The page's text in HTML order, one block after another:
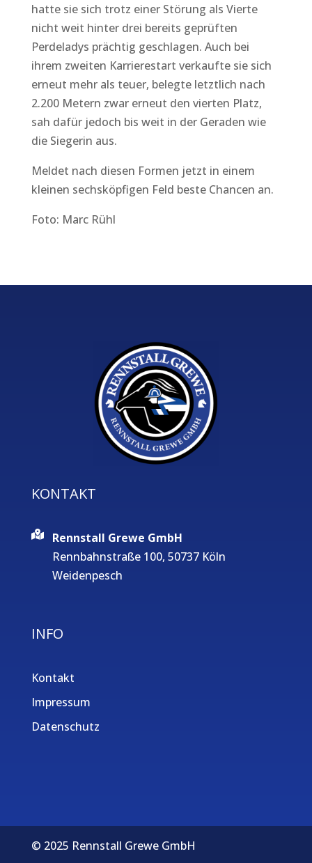
hatte sie sich trotz einer Störung als Vierte
nicht weit hinter drei bereits geprüften
Perdeladys prächtig geschlagen. Auch bei
ihrem zweiten Karrierestart verkaufte sie sich
erneut mehr als teuer, belegte letztlich nach
2.200 Metern zwar erneut den vierten Platz,
sah dafür jedoch bis weit in der Geraden wie
die Siegerin aus.
Meldet nach diesen Formen jetzt in einem
kleinen sechsköpfigen Feld beste Chancen an.
Foto: Marc Rühl
KONTAKT
Rennstall Grewe GmbH
Rennbahnstraße 100, 50737 Köln
Weidenpesch
INFO
Kontakt
Impressum
Datenschutz
© 2025 Rennstall Grewe GmbH